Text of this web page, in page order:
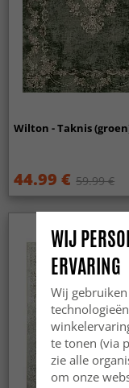
Wilton - Taknis
44.99 € 59.99 €
WIJ
ERVARING
Wij
te tonen (via
zie alle
om onze